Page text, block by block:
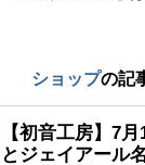
ショップの記
【初音工房】7
とジェイアール